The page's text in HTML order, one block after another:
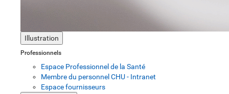
Illustration
Professionnels
Espace Professionnel de la Santé
Membre du personnel CHU - Intranet
Espace fournisseurs